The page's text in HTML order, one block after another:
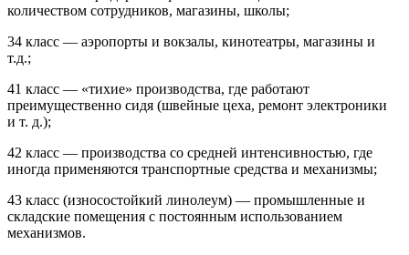
количеством сотрудников, магазины, школы;
34 класс — аэропорты и вокзалы, кинотеатры, магазины и
т.д.;
41 класс — «тихие» производства, где работают
преимущественно сидя (швейные цеха, ремонт электроники
и т. д.);
42 класс — производства со средней интенсивностью, где
иногда применяются транспортные средства и механизмы;
43 класс (износостойкий линолеум) — промышленные и
складские помещения с постоянным использованием
механизмов.